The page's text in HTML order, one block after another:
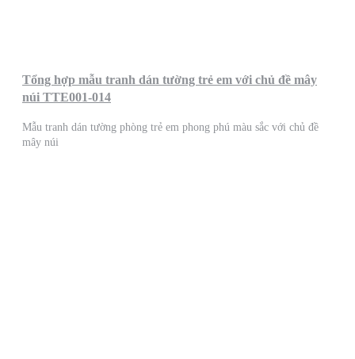
Tổng hợp mẫu tranh dán tường trẻ em với chủ đề mây
núi TTE001-014
Mẫu tranh dán tường phòng trẻ em phong phú màu sắc với chủ đề
mây núi